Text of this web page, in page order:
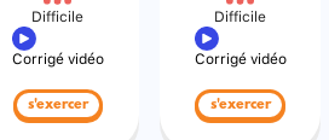
Difficile
Corrigé vidéo
s'exercer
Difficile
Corrigé vidéo
s'exercer